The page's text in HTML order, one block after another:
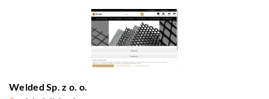
Welded Sp. z o. o.